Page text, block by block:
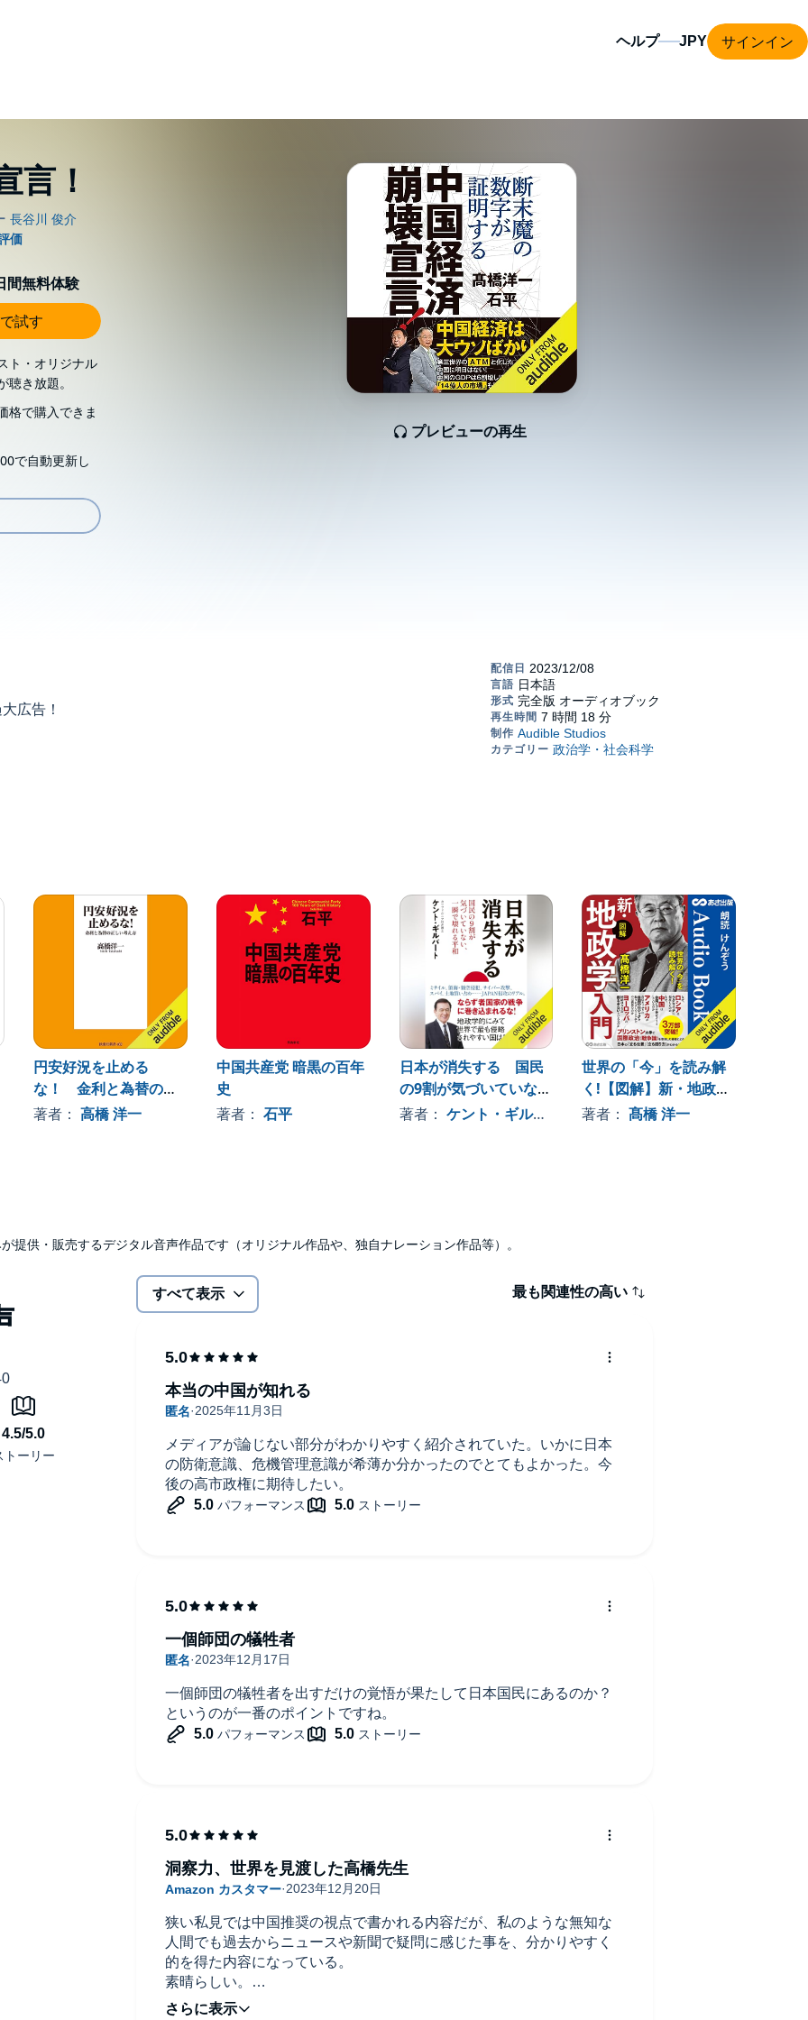
ヘルプ サインイン
言！
プレビューの再生
無料体験
試す
ト・オリジナル
き放題。
格で購入できま
で自動更新し
広告！
円安好況を止める
な！ 金利と為替の正
しい考え方
著者：高橋 洋一
中国共産党 暗黒の百年
史
著者： 石平
日本が消失する 国民
の9割が気づいていな
い、一瞬で壊れる平和
著者： ケント・ギルバート
世界の「今」を読み解
く!【図解】新・地政学
入門
著者：髙橋 洋一
提供・販売するデジタル音声作品です（オリジナル作品や、独自ナレーション作品等）。
すべて表示 最も関連性の高い
メディアが論じない部分がわかりやすく紹介されていた。いかに日本
の防衛意識、危機管理意識が希薄か分かったのでとてもよかった。今
後の高市政権に期待したい。
本当の中国が知れる
一個師団の犠牲者を出すだけの覚悟が果たして日本国民にあるのか？
というのが一番のポイントですね。
一個師団の犠牲者
狭い私見では中国推奨の視点で書かれる内容だが、私のような無知な
人間でも過去からニュースや新聞で疑問に感じた事を、分かりやすく
的を得た内容になっている。
素晴らしい。
皆様に読んで頂きたい！
洞察力、世界を見渡した高橋先生